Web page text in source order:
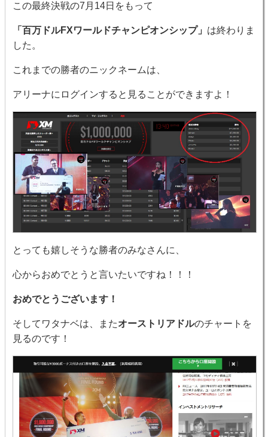
この最終決戦の7月14日をもって
「百万ドルFXワールドチャンピオンシップ」 は終わりま
した。
これまでの勝者のニックネームは、
アリーナにログインすると見ることができますよ！
とっても嬉しそうな勝者のみなさんに、
心からおめでとうと言いたいですね！！！
おめでとうございます！
そしてワタナベは、またオーストリアドルのチャートを
見るのです！